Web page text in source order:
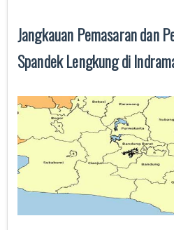
Jangkauan Pemasaran dan
Spandek Lengkung di